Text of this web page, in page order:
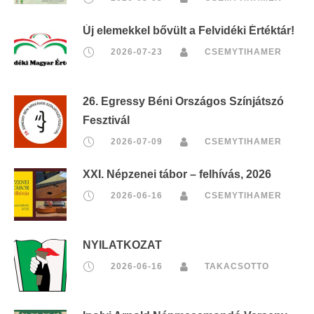
Új elemekkel bővült a Felvidéki Értéktár!
2026-07-23 CSEMYTIHAMER
26. Egressy Béni Országos Színjátszó
Fesztivál
2026-07-09 CSEMYTIHAMER
XXI. Népzenei tábor – felhívás, 2026
2026-06-16 CSEMYTIHAMER
NYILATKOZAT
2026-06-16 TAKACSOTTO